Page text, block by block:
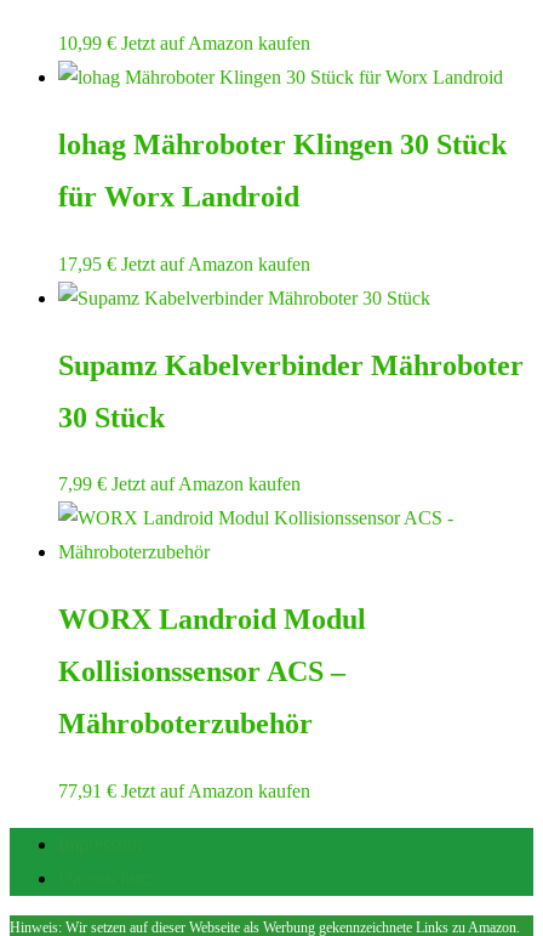
10,99 € Jetzt auf Amazon kaufen
lohag Mähroboter Klingen 30 Stück
für Worx Landroid
17,95 € Jetzt auf Amazon kaufen
Supamz Kabelverbinder Mähroboter
30 Stück
7,99 € Jetzt auf Amazon kaufen
WORX Landroid Modul
Kollisionssensor ACS –
Mähroboterzubehör
77,91 € Jetzt auf Amazon kaufen
Hinweis: Wir setzen auf dieser Webseite als Werbung gekennzeichnete Links zu Amazon.